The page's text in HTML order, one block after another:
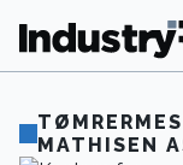
MATHISEN